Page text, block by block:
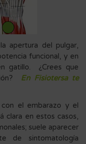
apertura del pulgar,
funcional, y en
gatillo. ¿Crees que
En Fisiotersa te
con el embarazo y el
clara en estos casos,
suele aparecer
de sintomatología